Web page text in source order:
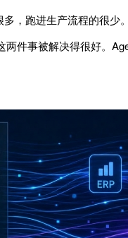
，跑进生产流程的很少
件事被解决得很好。